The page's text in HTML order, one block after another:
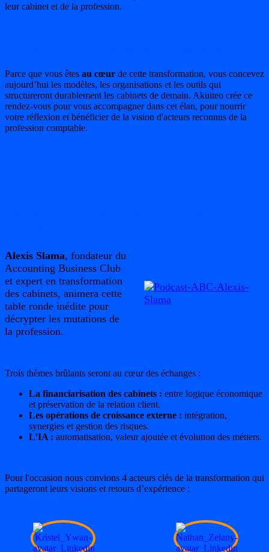
leur cabinet et de la profession.
Parce que vous êtes au cœur de cette transformation, vous concevez
aujourd’hui les modèles, les organisations et les outils qui
structureront durablement les cabinets de demain. Akuiteo crée ce
rendez-vous pour vous accompagner dans cet élan, pour nourrir
votre réflexion et bénéficier de la vision d'acteurs reconnus de la
profession comptable.
Alexis Slama, fondateur du
Accounting Business Club
et expert en transformation
des cabinets, animera cette
table ronde inédite pour
décrypter les mutations de
la profession.
Trois thèmes brûlants seront au cœur des échanges :
La financiarisation des cabinets : entre logique économique
et préservation de la relation client.
Les opérations de croissance externe : intégration,
synergies et gestion des risques.
L’IA : automatisation, valeur ajoutée et évolution des métiers.
Pour l'occasion nous convions 4 acteurs clés de la transformation qui
partageront leurs visions et retours d’expérience :